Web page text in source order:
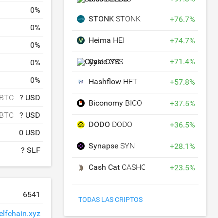
0%
0%
0%
0%
0%
? USD
? USD
0 USD
? SLF
6541
STONKSTONK +76.7%
Heima HEI +74.7%
CysicCYS +71.4%
Hashflow HFT +57.8%
Biconomy BICO +37.5%
DODO DODO +36.5%
SynapseSYN +28.1%
Cash Cat CASHCAT +23.5%
TODAS LAS CRIPTOS